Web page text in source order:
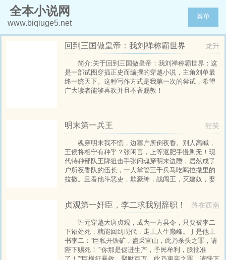
全本小说网
www.biqiuge5.net
菜单
回到三国做皇帝：我刘禅称霸世界 龙升
简介:关于回到三国做皇帝：我刘禅称霸世界：这
是一部试图穿插正史而编撰的穿越小说，主角刘单最
终一统天下。这种写作方式是我第一次的尝试，希望
广大读者能够喜欢并且不吝赐教！
明末第一兵王 狂笑
魂穿明末我不慌，边塞户所倒夜香。别人高喊，
王侯将相宁有种乎？张闲言，上等沤肥手慢则无！现
代特种部队王牌狙击手张闲魂穿明末边陲，居然成了
户所夜香队的伍长，一人掌管三千兵马吃喝拉撒里的
拉撒。且看他斗恶吏，欺豪绅，战闯王，灭建奴，娶
贞观第一奸臣，李二求我别辞职！ 路在西南
许元穿越大唐贞观，成为一方县令，只要被李二
下诏处死，就能回到现代，走上人生巅峰。于是他上
书李二：“臣私开铁矿，盗采官山，此乃杀头之罪，请
陛下赐死！”“你那是促进生产，予民牟利，朕批准